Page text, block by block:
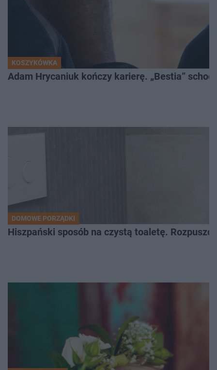
KOSZYKÓWKA
Adam Hrycaniuk kończy karierę. „Bestia”
DOMOWE PORZĄDKI
Hiszpański sposób na czystą toaletę.